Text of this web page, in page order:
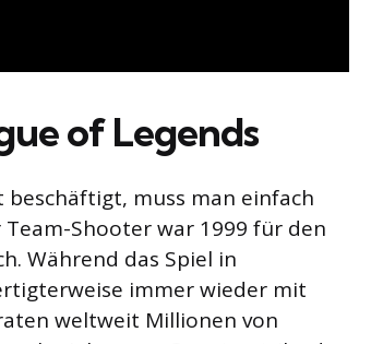
of Legends
muss man einfach
Shooter war 1999 für den
Während das Spiel in
immer wieder mit
weltweit Millionen von